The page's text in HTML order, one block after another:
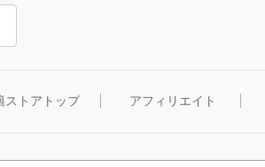
ストアトップ アフィリエイト